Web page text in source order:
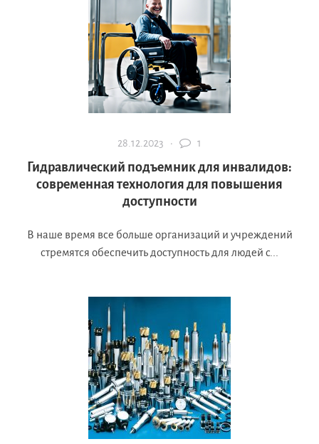
28.12.2023 · 1
Гидравлический подъемник для инвалидов:
современная технология для повышения
доступности
В наше время все больше организаций и учреждений
стремятся обеспечить доступность для людей с...